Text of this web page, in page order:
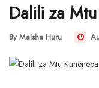
Dalili za
By Maisha Huru